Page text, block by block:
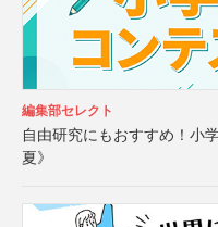
編集部セレクト
自由研究にもおすすめ！小
夏》